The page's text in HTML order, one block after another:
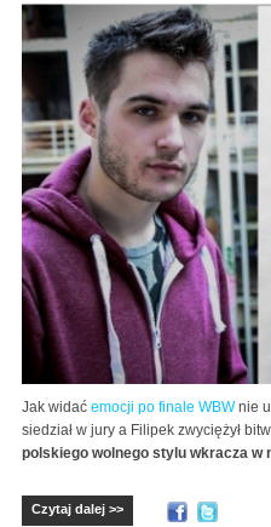
Jak widać emocji po finale WBWnie
siedział w jury a Filipek zwyciężył
polskiego wolnego stylu wkracza w
Czytaj dalej >>